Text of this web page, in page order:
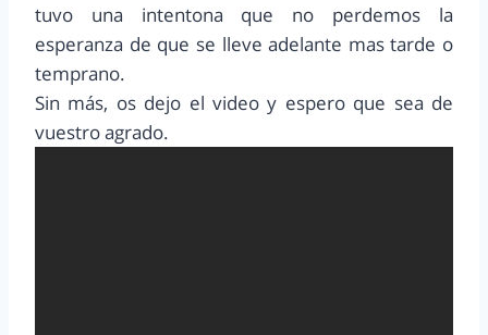
tuvo una intentona que no perdemos la
esperanza de que se lleve adelante mas tarde o
temprano.
Sin más, os dejo el video y espero que sea de
vuestro agrado.